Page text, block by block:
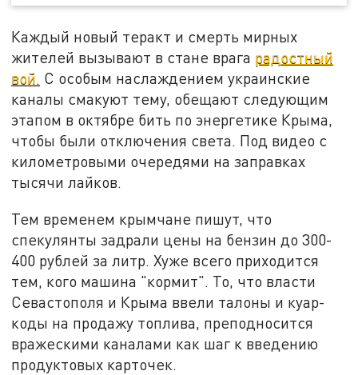
Каждый новый теракт и смерть мирных
жителей вызывают в стане врага радостный
вой. С особым наслаждением украинские
каналы смакуют тему, обещают следующим
этапом в октябре бить по энергетике Крыма,
чтобы были отключения света. Под видео с
километровыми очередями на заправках
тысячи лайков.
Тем временем крымчане пишут, что
спекулянты задрали цены на бензин до 300-
400 рублей за литр. Хуже всего приходится
тем, кого машина "кормит". То, что власти
Севастополя и Крыма ввели талоны и куар-
коды на продажу топлива, преподносится
вражескими каналами как шаг к введению
продуктовых карточек.